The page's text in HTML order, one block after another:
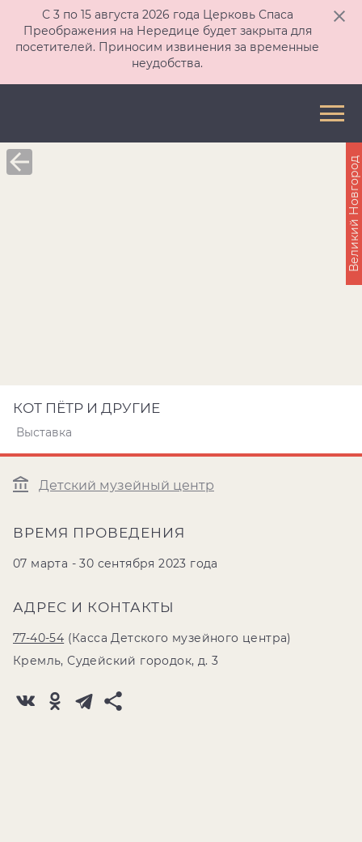
С 3 по 15 августа 2026 года Церковь Спаса
Преображения на Нередице будет закрыта для
посетителей. Приносим извинения за временные
неудобства.
КОТ ПЁТР И ДРУГИЕ
Выставка
Детский музейный центр
ВРЕМЯ ПРОВЕДЕНИЯ
07 марта - 30 сентября 2023 года
АДРЕС И КОНТАКТЫ
77-40-54 (Касса Детского музейного центра)
Кремль, Судейский городок, д. 3
Великий Новгород